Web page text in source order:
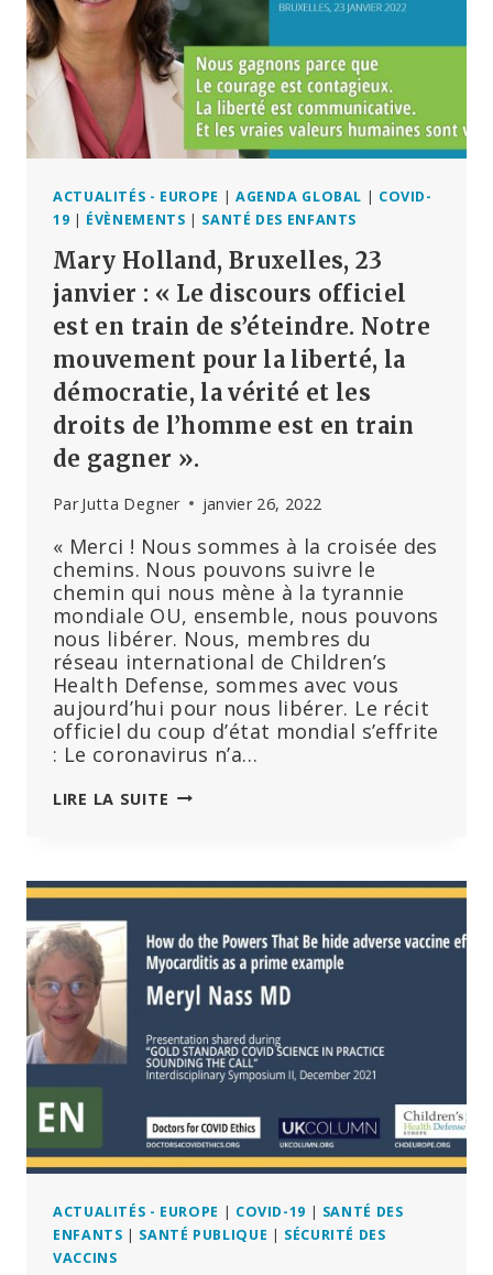
QUE
NOUS
NE
RÉSISTIONS
TOUS »
(VIDÉO
ACTUALITÉS - EUROPE | AGENDA GLOBAL | COVID-
19 | ÉVÈNEMENTS | SANTÉ DES ENFANTS
Mary Holland, Bruxelles, 23
janvier : « Le discours officiel
est en train de s’éteindre. Notre
mouvement pour la liberté, la
démocratie, la vérité et les
droits de l’homme est en train
de gagner ».
Par Jutta Degner janvier 26, 2022
« Merci ! Nous sommes à la croisée des
chemins. Nous pouvons suivre le
chemin qui nous mène à la tyrannie
mondiale OU, ensemble, nous pouvons
nous libérer. Nous, membres du
réseau international de Children’s
Health Defense, sommes avec vous
aujourd’hui pour nous libérer. Le récit
officiel du coup d’état mondial s’effrite
: Le coronavirus n’a…
LIRE LA SUITE MARY
JANVIER
« LE
DISCOURS
OFFICIEL
EST
TRAIN
DE
NOTRE
MOUVEMENT
POUR
LIBERTÉ,
LA
ACTUALITÉS - EUROPE | COVID-19 | SANTÉ DES
ENFANTS | SANTÉ PUBLIQUE | SÉCURITÉ DES
VACCINS